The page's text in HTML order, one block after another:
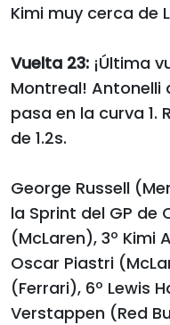
Kimi muy cerca de
Vuelta 23: ¡Última
Montreal! Antonelli
pasa en la curva 1.
de 1.2s.
George Russell
la Sprint del GP de
(McLaren), 3º Kimi
Oscar Piastri
(Ferrari), 6º Lewis
Verstappen (Red